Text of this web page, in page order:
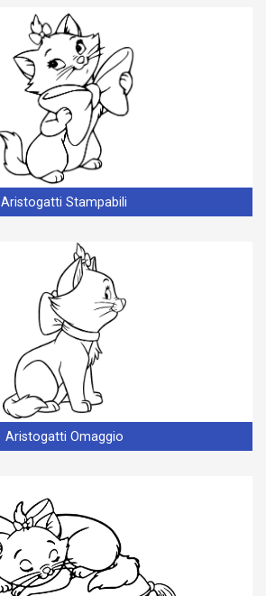
Aristogatti Stampabili
Aristogatti Omaggio